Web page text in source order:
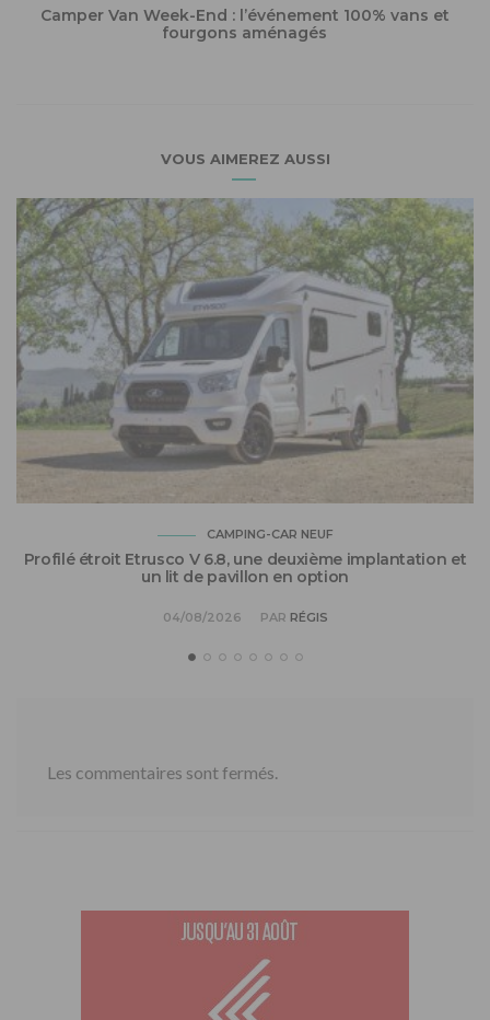
Camper Van Week-End : l’événement 100% vans et
fourgons aménagés
VOUS AIMEREZ AUSSI
CAMPING-CAR NEUF
Profilé étroit Etrusco V 6.8, une deuxième implantation et
un lit de pavillon en option
04/08/2026 PAR RÉGIS
Les commentaires sont fermés.